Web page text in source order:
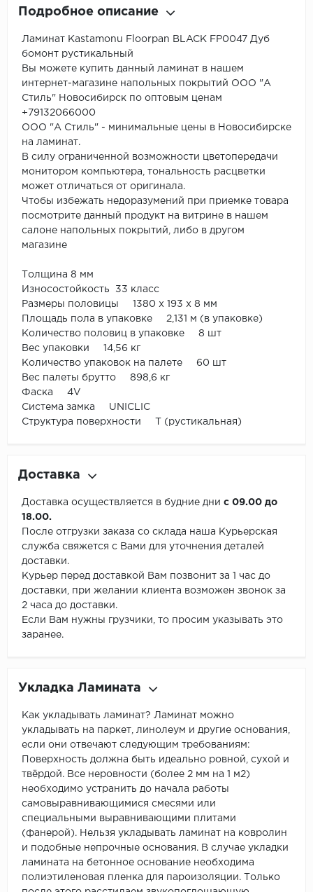
Подробное описание
Ламинат Kastamonu Floorpan BLACK FP0047 Дуб
бомонт рустикальный
Вы можете купить данный ламинат в нашем
интернет-магазине напольных покрытий ООО "А
Стиль" Новосибирск по оптовым ценам
+79132066000
ООО "А Стиль" - минимальные цены в Новосибирске
на ламинат.
В силу ограниченной возможности цветопередачи
монитором компьютера, тональность расцветки
может отличаться от оригинала.
Чтобы избежать недоразумений при приемке товара
посмотрите данный продукт на витрине в нашем
салоне напольных покрытий, либо в другом
магазине
Толщина 8 мм
Износостойкость 33 класс
Размеры половицы 1380 х 193 х 8 мм
Площадь пола в упаковке 2,131 м (в упаковке)
Количество половиц в упаковке 8 шт
Вес упаковки 14,56 кг
Количество упаковок на палете 60 шт
Вес палеты брутто 898,6 кг
Фаска 4V
Система замка UNICLIC
Структура поверхности Т (рустикальная)
Доставка
Доставка осуществляется в будние дни с 09.00 до
18.00.
После отгрузки заказа со склада наша Курьерская
служба свяжется с Вами для уточнения деталей
доставки.
Курьер перед доставкой Вам позвонит за 1 час до
доставки, при желании клиента возможен звонок за
2 часа до доставки.
Если Вам нужны грузчики, то просим указывать это
заранее.
Укладка Ламината
Как укладывать ламинат? Ламинат можно
укладывать на паркет, линолеум и другие основания,
если они отвечают следующим требованиям:
Поверхность должна быть идеально ровной, сухой и
твёрдой. Все неровности (более 2 мм на 1 м2)
необходимо устранить до начала работы
самовыравнивающимися смесями или
специальными выравнивающими плитами
(фанерой). Нельзя укладывать ламинат на ковролин
и подобные непрочные основания. В случае укладки
ламината на бетонное основание необходима
полиэтиленовая пленка для пароизоляции. Только